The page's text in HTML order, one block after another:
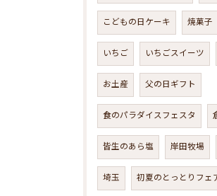
こどもの日ケーキ 焼菓子
いちご いちごスイーツ
お土産 父の日ギフト
食のパラダイスフェスタ
皆生のあら塩 岸田牧場
埼玉 初夏のとっとりフェ